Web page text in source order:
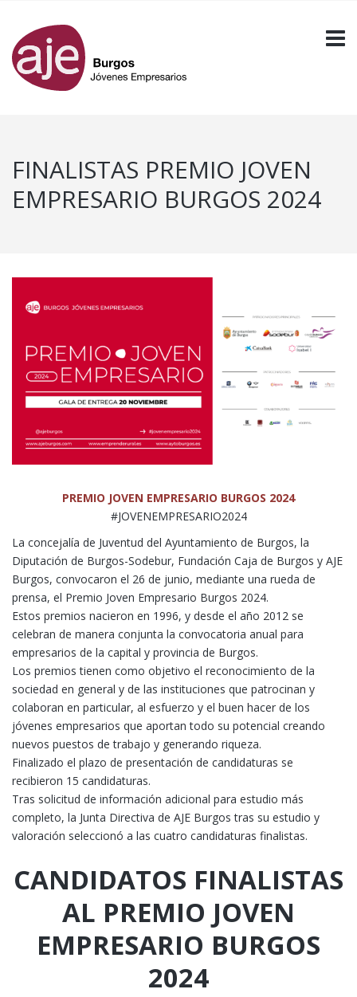
FINALISTAS PREMIO JOVEN
EMPRESARIO BURGOS 2024
PREMIO JOVEN EMPRESARIO BURGOS 2024
#JOVENEMPRESARIO2024
La concejalía de Juventud del Ayuntamiento de Burgos, la
Diputación de Burgos-Sodebur, Fundación Caja de Burgos y AJE
Burgos, convocaron el 26 de junio, mediante una rueda de
prensa, el Premio Joven Empresario Burgos 2024.
Estos premios nacieron en 1996, y desde el año 2012 se
celebran de manera conjunta la convocatoria anual para
empresarios de la capital y provincia de Burgos.
Los premios tienen como objetivo el reconocimiento de la
sociedad en general y de las instituciones que patrocinan y
colaboran en particular, al esfuerzo y el buen hacer de los
jóvenes empresarios que aportan todo su potencial creando
nuevos puestos de trabajo y generando riqueza.
Finalizado el plazo de presentación de candidaturas se
recibieron 15 candidaturas.
Tras solicitud de información adicional para estudio más
completo, la Junta Directiva de AJE Burgos tras su estudio y
valoración seleccionó a las cuatro candidaturas finalistas.
CANDIDATOS FINALISTAS
AL PREMIO JOVEN
EMPRESARIO BURGOS
2024